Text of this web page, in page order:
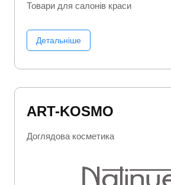
Товари для салонів краси
Детальніше
ART-KOSMO
Доглядова косметика